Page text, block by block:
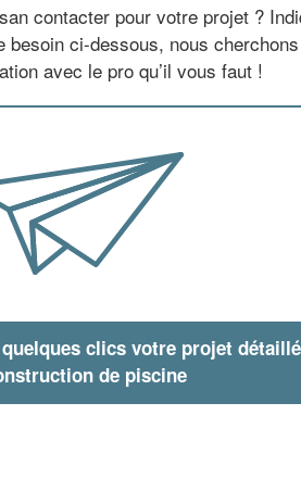
contacter pour votre projet ?
besoin ci-dessous, nous
avec le pro qu’il vous faut !
clics votre projet détaillé
de piscine